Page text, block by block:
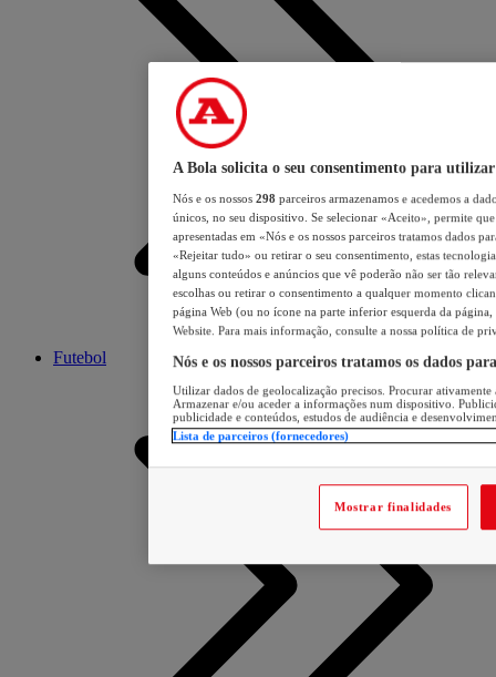
Futebol
A Bola solicita o seu consentimento para utilizar
Nós e os nossos 298 parceiros armazenamos e acedemos a
únicos, no seu dispositivo. Se selecionar «Aceito», permite
apresentadas em «Nós e os nossos parceiros tratamos dados
«Rejeitar tudo» ou retirar o seu consentimento, estas
alguns conteúdos e anúncios que vê poderão não ser tão
escolhas ou retirar o consentimento a qualquer momento
página Web (ou no ícone na parte inferior esquerda da página,
Website. Para mais informação, consulte a nossa política de
Nós e os nossos parceiros tratamos os dados
Utilizar dados de geolocalização precisos. Procurar
Armazenar e/ou aceder a informações num dispositivo.
publicidade e conteúdos, estudos de audiência e
Lista de parceiros (fornecedores)
Mostrar finalidades